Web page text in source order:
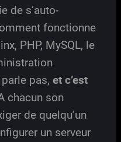
de s’auto-
fonctionne
PHP, MySQL, le
pas, et c’est
chacun son
de quelqu’un
un serveur